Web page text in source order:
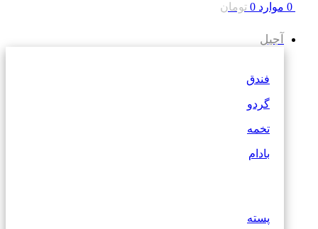
0 موارد 0 تومان
آجیل
فندق
گردو
تخمه
بادام
پسته